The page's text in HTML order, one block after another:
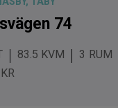
74
3
83.5 KVM